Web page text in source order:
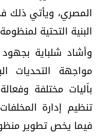
المصري، ويأتي ذلك
البنية التحتية
وأشاد شلباية
مواجهة التحديات
باَليات مختلفة
تنظيم إدارة
فيما يخص تطوير